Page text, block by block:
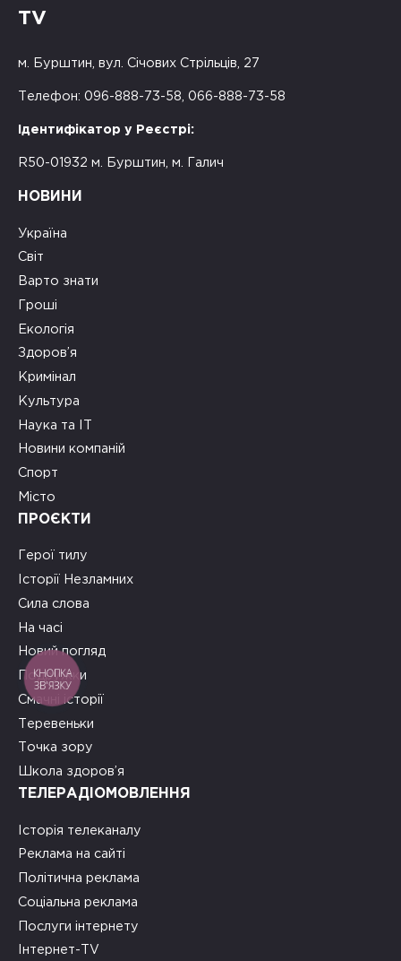
TV
м. Бурштин, вул. Січових Стрільців, 27
Телефон: 096-888-73-58, 066-888-73-58
Ідентифікатор у Реєстрі:
R50-01932 м. Бурштин, м. Галич
НОВИНИ
Україна
Світ
Варто знати
Гроші
Екологія
Здоров’я
Кримінал
Культура
Наука та ІТ
Новини компаній
Спорт
Місто
ПРОЄКТИ
Герої тилу
Історії Незламних
Сила слова
На часі
Новий погляд
Подружки
Смачні історії
Теревеньки
Точка зору
Школа здоров’я
ТЕЛЕРАДІОМОВЛЕННЯ
Історія телеканалу
Реклама на сайті
Політична реклама
Соціальна реклама
Послуги інтернету
Інтернет-TV
КНОПКА
ЗВ'ЯЗКУ